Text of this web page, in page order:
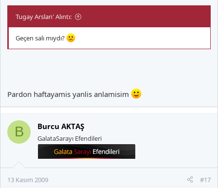
Tugay Arslan' Alıntı:
Geçen salı mıydı?
Pardon haftayamis yanlis anlamisim
B Burcu AKTAŞ
GalataSarayı Efendileri
13 Kasım 2009 #17